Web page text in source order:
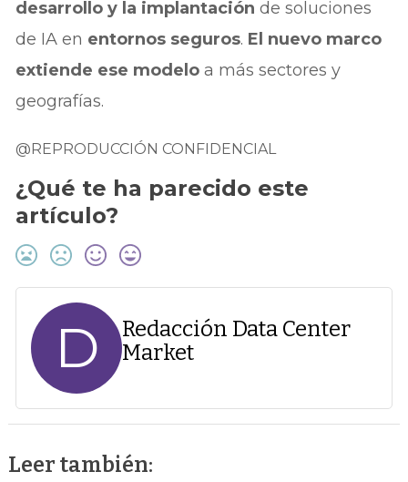
desarrollo y la implantación de soluciones
de IA en entornos seguros. El nuevo marco
extiende ese modelo a más sectores y
geografías.
@REPRODUCCIÓN CONFIDENCIAL
¿Qué te ha parecido este
artículo?
D
Redacción Data Center
Market
Leer también: